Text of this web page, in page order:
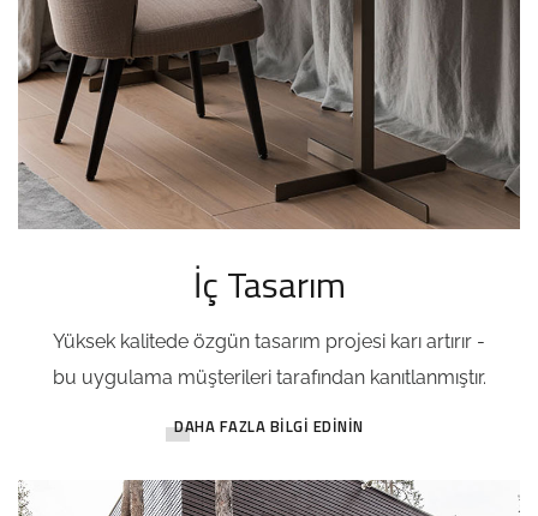
İç Tasarım
Yüksek kalitede özgün tasarım projesi karı artırır -
bu uygulama müşterileri tarafından kanıtlanmıştır.
DAHA FAZLA BILGI EDININ